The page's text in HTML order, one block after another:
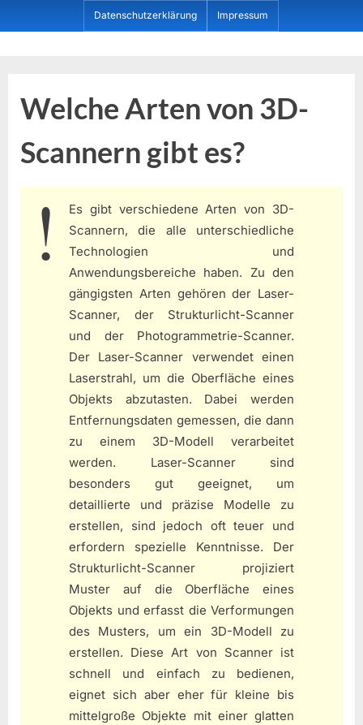
to
Datenschutzerklärung Impressum
Welche Arten von 3D-
Scannern gibt es?
Es gibt verschiedene Arten von 3D-
Scannern, die alle unterschiedliche
Technologien und
Anwendungsbereiche haben. Zu den
gängigsten Arten gehören der Laser-
Scanner, der Strukturlicht-Scanner
und der Photogrammetrie-Scanner.
Der Laser-Scanner verwendet einen
Laserstrahl, um die Oberfläche eines
Objekts abzutasten. Dabei werden
Entfernungsdaten gemessen, die dann
zu einem 3D-Modell verarbeitet
werden. Laser-Scanner sind
besonders gut geeignet, um
detaillierte und präzise Modelle zu
erstellen, sind jedoch oft teuer und
erfordern spezielle Kenntnisse. Der
Strukturlicht-Scanner projiziert
Muster auf die Oberfläche eines
Objekts und erfasst die Verformungen
des Musters, um ein 3D-Modell zu
erstellen. Diese Art von Scanner ist
schnell und einfach zu bedienen,
eignet sich aber eher für kleine bis
mittelgroße Objekte mit einer glatten